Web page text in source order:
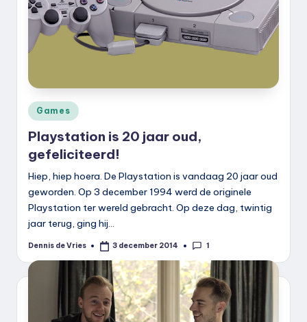
Geplaatst
in
Games
Playstation is 20 jaar oud,
gefeliciteerd!
Hiep, hiep hoera. De Playstation is vandaag 20 jaar oud
geworden. Op 3 december 1994 werd de originele
Playstation ter wereld gebracht. Op deze dag, twintig
jaar terug, ging hij…
Geplaatst
Dennis de Vries 3 december 2014 1